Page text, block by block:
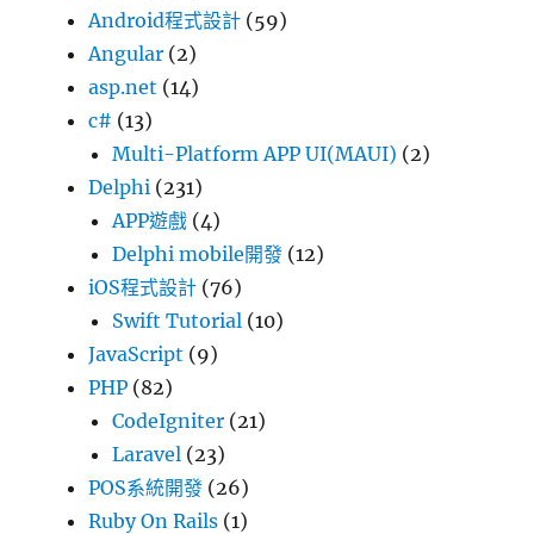
Android程式設計 (59)
Angular (2)
asp.net (14)
c# (13)
Multi-Platform APP UI(MAUI) (2)
Delphi (231)
APP遊戲 (4)
Delphi mobile開發 (12)
iOS程式設計 (76)
Swift Tutorial (10)
JavaScript (9)
PHP (82)
CodeIgniter (21)
Laravel (23)
POS系統開發 (26)
Ruby On Rails (1)